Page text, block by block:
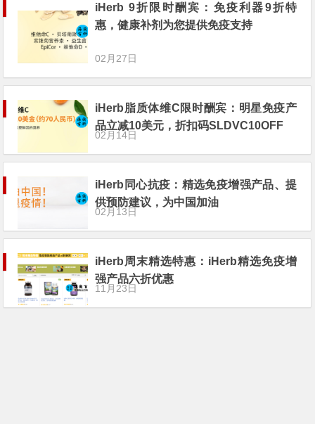
iHerb 9折限时酬宾：免疫利器9折特
惠，健康补剂为您提供免疫支持
02月27日
iHerb脂质体维C限时酬宾：明星免疫产
品立减10美元，折扣码SLDVC10OFF
02月14日
iHerb同心抗疫：精选免疫增强产品、提
供预防建议，为中国加油
02月13日
iHerb周末精选特惠：iHerb精选免疫增
强产品六折优惠
11月23日